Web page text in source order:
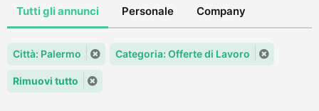
Tutti gli annunci Personale Company
Città: Palermo Categoria: Offerte di Lavoro
Rimuovi tutto